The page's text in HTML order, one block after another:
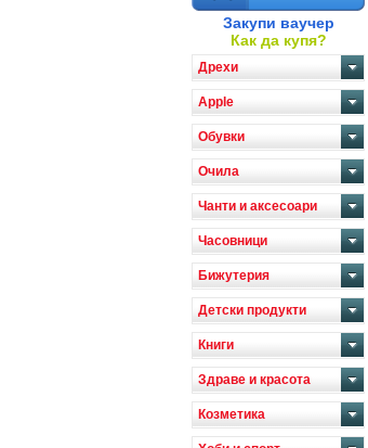
Закупи ваучер
Как да купя?
Дрехи
Apple
Обувки
Очила
Чанти и аксесоари
Часовници
Бижутерия
Детски продукти
Книги
Здраве и красота
Козметика